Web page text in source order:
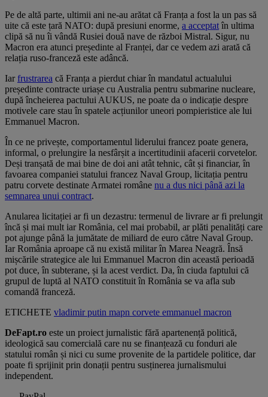
Pe de altă parte, ultimii ani ne-au arătat că Franța a fost la un pas să
uite că este țară NATO: după presiuni enorme, a acceptat în ultima
clipă să nu îi vândă Rusiei două nave de război Mistral. Sigur, nu
Macron era atunci președinte al Franței, dar ce vedem azi arată că
relația ruso-franceză este adâncă.
Iarfrustrarea că Franța a pierdut chiar în mandatul actualului
președinte contracte uriașe cu Australia pentru submarine nucleare,
după încheierea pactului AUKUS, ne poate da o indicație despre
motivele care stau în spatele acțiunilor uneori pompieristice ale lui
Emmanuel Macron.
În ce ne privește, comportamentul liderului francez poate genera,
informal, o prelungire la nesfârșit a incertitudinii afacerii corvetelor.
Deși tranșată de mai bine de doi ani atât tehnic, cât și financiar, în
favoarea companiei statului francez Naval Group, licitația pentru
patru corvete destinate Armatei române nu a dus nici până azi la
semnarea unui contract.
Anularea licitației ar fi un dezastru: termenul de livrare ar fi prelungit
încă și mai mult iar România, cel mai probabil, ar plăti penalități care
pot ajunge până la jumătate de miliard de euro către Naval Group.
Iar România aproape că nu există militar în Marea Neagră. Însă
mișcările strategice ale lui Emmanuel Macron din această perioadă
pot duce, în subterane, și la acest verdict. Da, în ciuda faptului că
grupul de luptă al NATO constituit în România se va afla sub
comandă franceză.
ETICHETE vladimir putin mapn corvete emmanuel macron
DeFapt.ro este un proiect jurnalistic fără apartenență politică,
ideologică sau comercială care nu se finanțează cu fonduri ale
statului român și nici cu sume provenite de la partidele politice, dar
poate fi sprijinit prin donații pentru susținerea jurnalismului
independent.